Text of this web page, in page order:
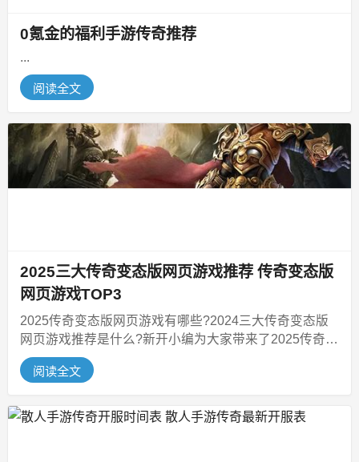
0氪金的福利手游传奇推荐
...
阅读全文
2025三大传奇变态版网页游戏推荐 传奇变态版
网页游戏TOP3
2025传奇变态版网页游戏有哪些?2024三大传奇变态版
网页游戏推荐是什么?新开小编为大家带来了2025传奇变
态版网页游戏TOP...
阅读全文